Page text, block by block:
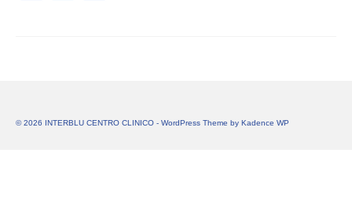
© 2026 INTERBLU CENTRO CLINICO - WordPress Theme by Kadence WP